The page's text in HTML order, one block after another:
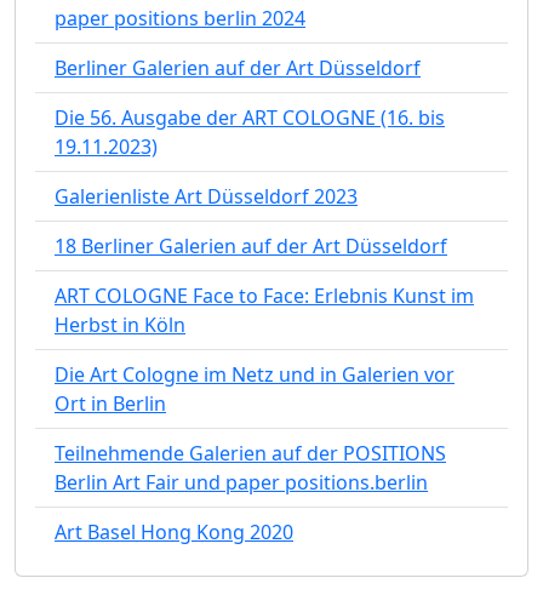
paper positions berlin 2024
Berliner Galerien auf der Art Düsseldorf
Die 56. Ausgabe der ART COLOGNE (16. bis
19.11.2023)
Galerienliste Art Düsseldorf 2023
18 Berliner Galerien auf der Art Düsseldorf
ART COLOGNE Face to Face: Erlebnis Kunst im
Herbst in Köln
Die Art Cologne im Netz und in Galerien vor
Ort in Berlin
Teilnehmende Galerien auf der POSITIONS
Berlin Art Fair und paper positions.berlin
Art Basel Hong Kong 2020